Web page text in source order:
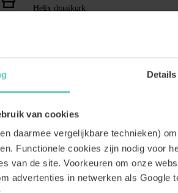
Details
van cookies
daarmee vergelijkbare technieken)
Functionele cookies zijn nodig voor
van de site. Voorkeuren om onze
advertenties in netwerken als Google
Helix draaikurk